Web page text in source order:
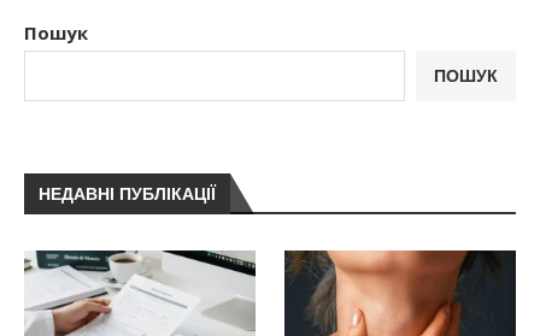
Пошук
ПОШУК
НЕДАВНІ ПУБЛІКАЦІЇ